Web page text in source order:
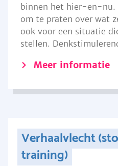
binnen het hier-en-nu.
om te praten over wat
ook voor een situatie
stellen.
Meer informatie
Verhaalvlecht
training)